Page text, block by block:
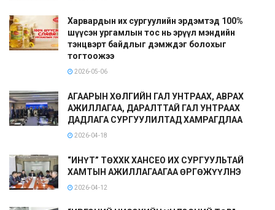
Харвардын их сургуулийн эрдэмтэд 100%
шүүсэн ургамлын тос нь эрүүл мэндийн
тэнцвэрт байдлыг дэмждэг болохыг
тогтоожээ
2026-05-06
АГААРЫН ХӨЛГИЙН ГАЛ УНТРААХ, АВРАХ
АЖИЛЛАГАА, ДАРАЛТТАЙ ГАЛ УНТРААХ
ДАДЛАГА СУРГУУЛИЛТАД ХАМРАГДЛАА
2026-04-18
“ИНҮТ” ТӨХХК ХАНСЕО ИХ СУРГУУЛЬТАЙ
ХАМТЫН АЖИЛЛАГААГАА ӨРГӨЖҮҮЛНЭ
2026-04-12